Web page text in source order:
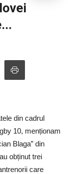
din cadrul
10, menționam
Blaga” din
obținut trei
care